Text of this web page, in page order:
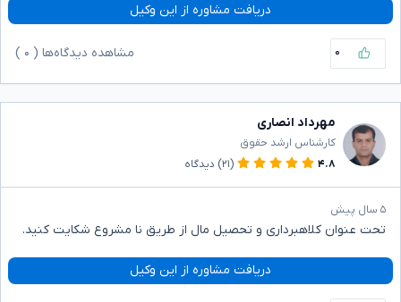
دریافت مشاوره از این وکیل
۰ مشاهده دیدگاه‌ها ( ۰
مهرداد انصاری
کارشناس ارشد حقوق
۴.۸
(۲۱) دیدگاه
۵ سال پیش
تحت عنوان کلاهبرداری و تحصیل مال از طریق نا مشروع شکایت کنید.
دریافت مشاوره از این وکیل